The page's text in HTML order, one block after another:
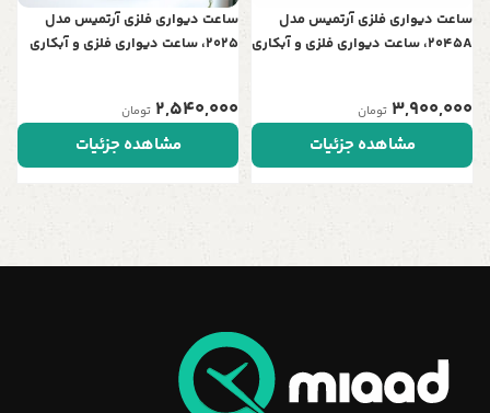
ساعت دیواری فلزی آرتمیس مدل
2045A، ساعت دیواری فلزی و آبکاری
3,900,000 تومان
مشاهده جزئیات
ساعت دیواری فلزی آرتمیس مدل
2025، ساعت دیواری فلزی و آبکاری
2,540,000 تومان
مشاهده جزئیات